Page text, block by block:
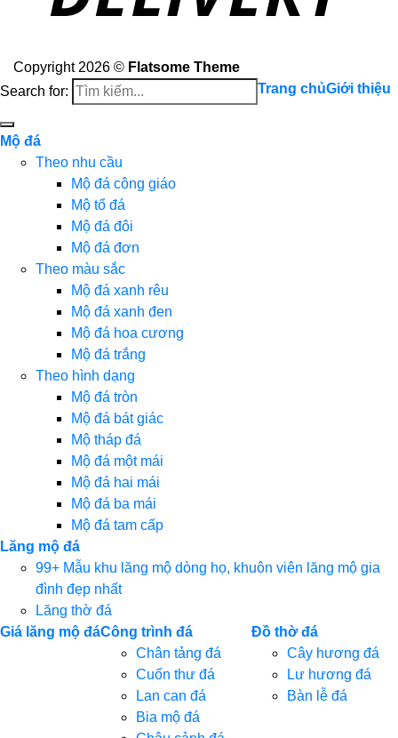
Copyright 2026 © Flatsome Theme
Search for:
Trang chủGiới thiệu
Mộ đá
Theo nhu cầu
Mộ đá công giáo
Mộ tổ đá
Mộ đá đôi
Mộ đá đơn
Theo màu sắc
Mộ đá xanh rêu
Mộ đá xanh đen
Mộ đá hoa cương
Mộ đá trắng
Theo hình dạng
Mộ đá tròn
Mộ đá bát giác
Mộ tháp đá
Mộ đá một mái
Mộ đá hai mái
Mộ đá ba mái
Mộ đá tam cấp
Lăng mộ đá
99+ Mẫu khu lăng mộ dòng họ, khuôn viên lăng mộ gia
đình đẹp nhất
Lăng thờ đá
Giá lăng mộ đáCông trình đá
Chân tảng đá
Cuốn thư đá
Lan can đá
Bia mộ đá
Đồ thờ đá
Cây hương đá
Lư hương đá
Bàn lễ đá